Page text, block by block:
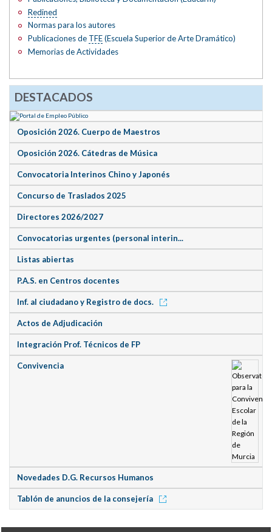
Redined
Normas para los autores
Publicaciones de TFE(Escuela Superior de Arte Dramático)
Memorias de Actividades
DESTACADOS
Oposición 2026. Cuerpo de Maestros
Oposición 2026. Cátedras de Música
Convocatoria Interinos Chino y Japonés
Concurso de Traslados 2025
Directores 2026/2027
Convocatorias urgentes (personal interin...
Listas abiertas
P.A.S. en Centros docentes
Inf. al ciudadano y Registro de docs.
Actos de Adjudicación
Integración Prof. Técnicos de FP
Convivencia
Novedades D.G. Recursos Humanos
Tablón de anuncios de la consejería